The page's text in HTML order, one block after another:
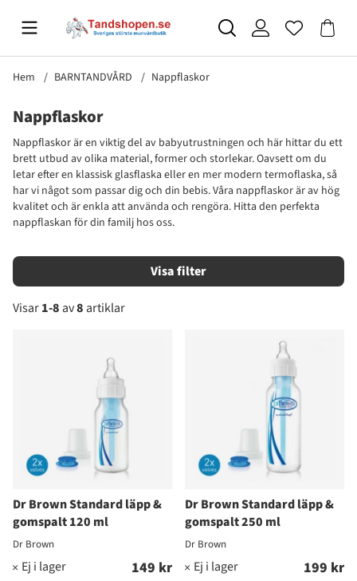
Hem BARNTANDVÅRD Nappflaskor
Nappflaskor
Nappflaskor är en viktig del av babyutrustningen och här hittar du ett
brett utbud av olika material, former och storlekar. Oavsett om du
letar efter en klassisk glasflaska eller en mer modern termoflaska, så
har vi något som passar dig och din bebis. Våra nappflaskor är av hög
kvalitet och är enkla att använda och rengöra. Hitta den perfekta
nappflaskan för din familj hos oss.
Filtrera
Visar1-8 av8 artiklar
Dr Brown Standard läpp &
gomspalt 120 ml
Dr Brown
149 kr
Dr Brown Standard läpp &
gomspalt 250 ml
Dr Brown
199 kr